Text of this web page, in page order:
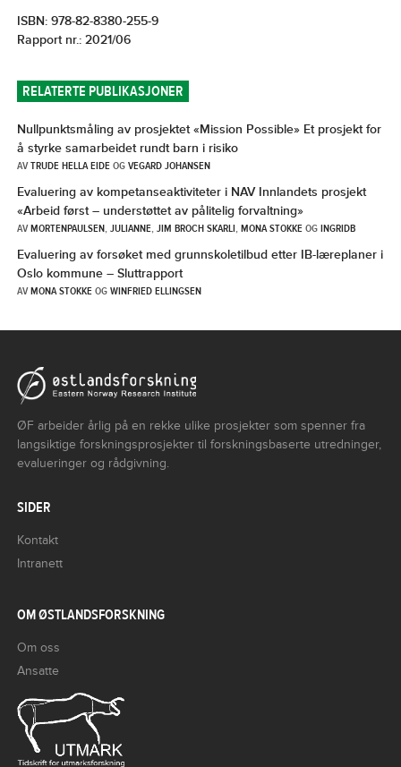
ISBN: 978-82-8380-255-9
Rapport nr.: 2021/06
RELATERTE PUBLIKASJONER
Nullpunktsmåling av prosjektet «Mission Possible» Et prosjekt for
å styrke samarbeidet rundt barn i risiko
AVTRUDE HELLA EIDEOGVEGARD JOHANSEN
Evaluering av kompetanseaktiviteter i NAV Innlandets prosjekt
«Arbeid først – understøttet av pålitelig forvaltning»
AVMORTENPAULSEN,JULIANNE,JIM BROCH SKARLI,MONA STOKKEOGINGRIDB
Evaluering av forsøket med grunnskoletilbud etter IB-læreplaner i
Oslo kommune – Sluttrapport
AVMONA STOKKEOGWINFRIED ELLINGSEN
ØF arbeider årlig på en rekke ulike prosjekter som spenner fra
langsiktige forskningsprosjekter til forskningsbaserte utredninger,
evalueringer og rådgivning.
SIDER
Kontakt
Intranett
OM ØSTLANDSFORSKNING
Om oss
Ansatte